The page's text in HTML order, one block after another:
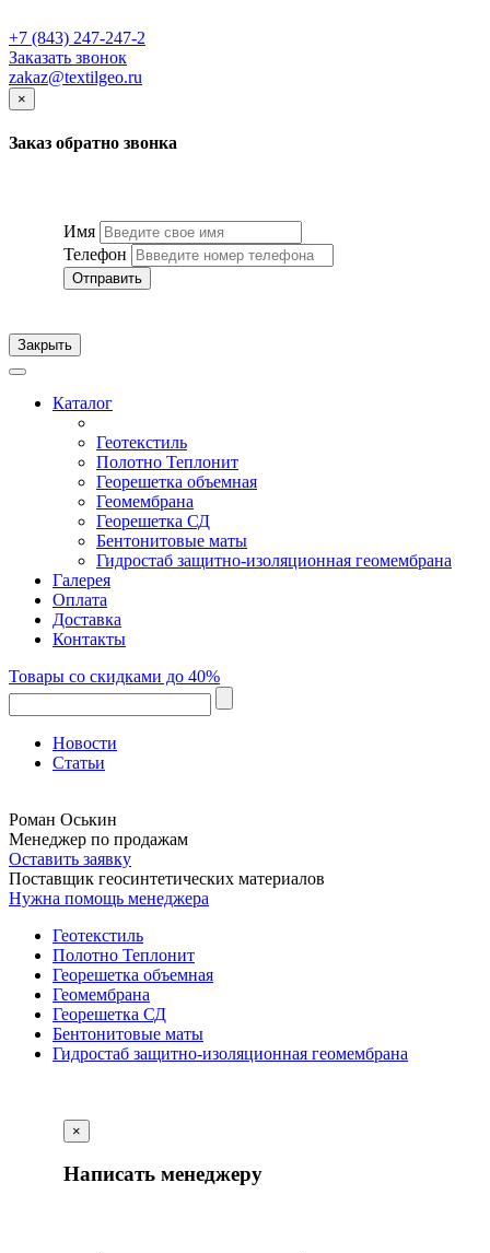
+7 (843) 247-247-2
Заказать звонок
zakaz@textilgeo.ru
×
Заказ обратно звонка
Имя
Телефон
Отправить
Закрыть
Каталог
Геотекстиль
Полотно Теплонит
Георешетка объемная
Геомембрана
Георешетка СД
Бентонитовые маты
Гидростаб защитно-изоляционная геомембрана
Галерея
Оплата
Доставка
Контакты
Товары со скидками до 40%
Новости
Статьи
Роман Оськин
Менеджер по продажам
Оставить заявку
Поставщик геосинтетических материалов
Нужна помощь менеджера
Геотекстиль
Полотно Теплонит
Георешетка объемная
Геомембрана
Георешетка СД
Бентонитовые маты
Гидростаб защитно-изоляционная геомембрана
×
Написать менеджеру